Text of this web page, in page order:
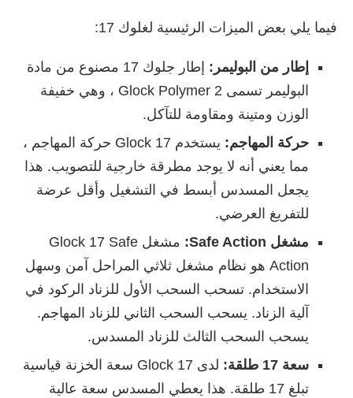
فيما يلي بعض الميزات الرئيسية لغلوك 17:
إطار من البوليمر:
إطار جلوك 17 مصنوع من مادة
البوليمر تسمى Glock Polymer 2 ، وهي خفيفة
الوزن ومتينة ومقاومة للتآكل.
حركة المهاجم:
يستخدم Glock 17 حركة المهاجم ،
مما يعني أنه لا يوجد مطرقة خارجية للتصويب. هذا
يجعل المسدس أبسط في التشغيل وأقل عرضة
للتفريغ العرضي.
مشغل Safe Action:
مشغل Glock 17 Safe
Action هو نظام مشغل ثلاثي المراحل آمن وسهل
الاستخدام. تسحب السحب الأول للزناد الركود في
آلية الزناد. يسحب السحب الثاني للزناد المهاجم.
يسحب السحب الثالث للزناد المسدس.
سعة 17 طلقة:
لدى Glock 17 سعة الخزنة قياسية
تبلغ 17 طلقة. هذا يعطي المسدس سعة عالية